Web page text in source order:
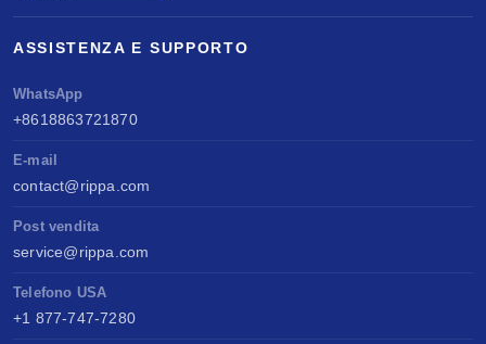
ASSISTENZA E SUPPORTO
WhatsApp
+8618863721870
E-mail
contact@rippa.com
Post vendita
service@rippa.com
Telefono USA
+1 877-747-7280